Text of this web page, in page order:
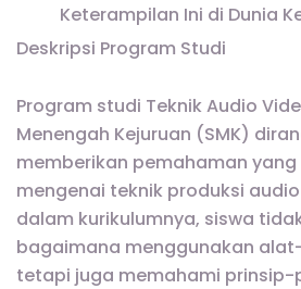
Keterampilan Ini di Dunia
Deskripsi Program Studi
Program studi Teknik Audio
Menengah Kejuruan (SMK)
memberikan pemahaman
mengenai teknik produksi
dalam kurikulumnya, siswa
bagaimana menggunakan
tetapi juga memahami prinsip-